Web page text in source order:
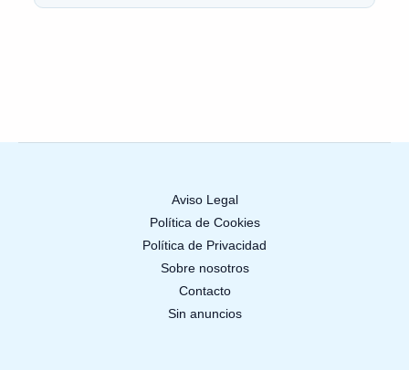
Aviso Legal
Política de Cookies
Política de Privacidad
Sobre nosotros
Contacto
Sin anuncios